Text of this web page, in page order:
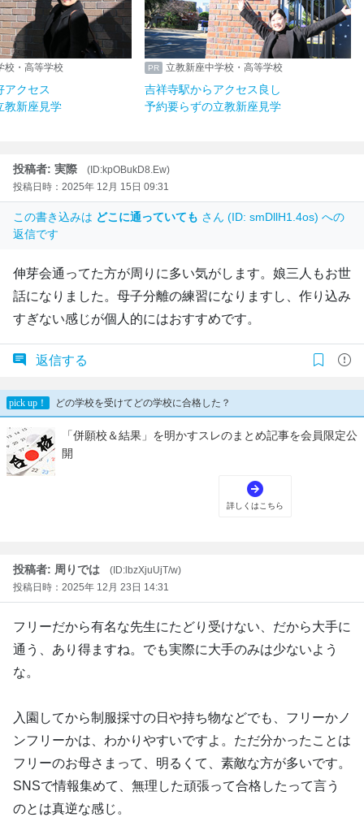
校・高等学校
アクセス
教新座見学
立教新座中学校・高等学校
吉祥寺駅からアクセス良し
予約要らずの立教新座見学
投稿者: 実際
(ID:kpOBukD8.Ew)
投稿日時：2025年 12月 15日 09:31
この書き込みは どこに通っていても さん (ID: smDllH1.4os) への
返信です
伸芽会通ってた方が周りに多い気がします。娘三人もお世
話になりました。母子分離の練習になりますし、作り込み
すぎない感じが個人的にはおすすめです。
返信する
投稿者: 周りでは
(ID:lbzXjuUjT/w)
投稿日時：2025年 12月 23日 14:31
フリーだから有名な先生にたどり受けない、だから大手に
通う、あり得ますね。でも実際に大手のみは少ないよう
な。
入園してから制服採寸の日や持ち物などでも、フリーかノ
ンフリーかは、わかりやすいですよ。ただ分かったことは
フリーのお母さまって、明るくて、素敵な方が多いです。
SNSで情報集めて、無理した頑張って合格したって言う
のとは真逆な感じ。